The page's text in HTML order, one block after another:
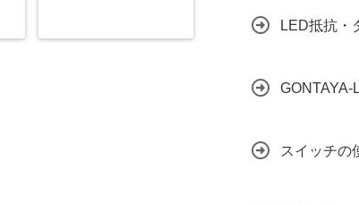
LED抵抗・
GONTAYA-
スイッチの